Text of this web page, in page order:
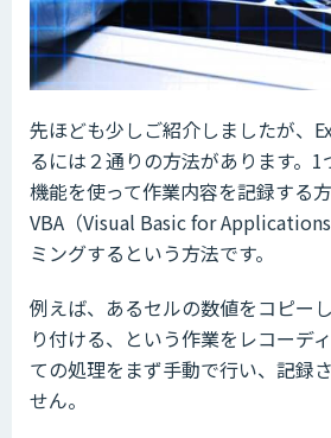
先ほども少しご紹介しましたが、
るには２通りの方法があります。
機能を使って作業内容を記録する
VBA（Visual Basic for
ミングするという方法です。
例えば、あるセルの数値をコピー
り付ける、という作業をレコーデ
ての処理をまず手動で行い、記録
せん。